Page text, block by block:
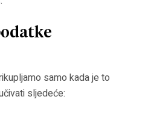
samo kada je to
sljedeće: